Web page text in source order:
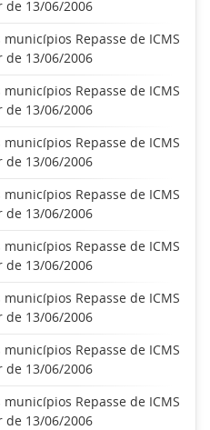
de 13/06/2006
Repasse de ICMS
de 13/06/2006
Repasse de ICMS
de 13/06/2006
Repasse de ICMS
de 13/06/2006
Repasse de ICMS
de 13/06/2006
Repasse de ICMS
de 13/06/2006
Repasse de ICMS
de 13/06/2006
Repasse de ICMS
de 13/06/2006
Repasse de ICMS
de 13/06/2006